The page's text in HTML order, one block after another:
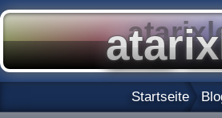
Startseite